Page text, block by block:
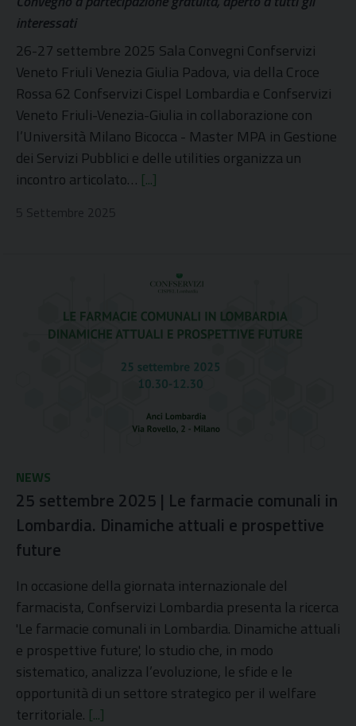
interessati
26-27 settembre 2025 Sala Convegni Confservizi
Veneto Friuli Venezia Giulia Padova, via della Croce
Rossa 62 Confservizi Cispel Lombardia e Confservizi
Veneto Friuli-Venezia-Giulia in collaborazione con
l’Università Milano Bicocca - Master MPA in Gestione
dei Servizi Pubblici e delle utilities organizza un
incontro articolato… [...]
5 Settembre 2025
NEWS
25 settembre 2025 | Le farmacie comunali in
Lombardia. Dinamiche attuali e prospettive
future
In occasione della giornata internazionale del
farmacista, Confservizi Lombardia presenta la ricerca
'Le farmacie comunali in Lombardia. Dinamiche attuali
e prospettive future', lo studio che, in modo
sistematico, analizza l’evoluzione, le sfide e le
opportunità di un settore strategico per il welfare
territoriale. [...]